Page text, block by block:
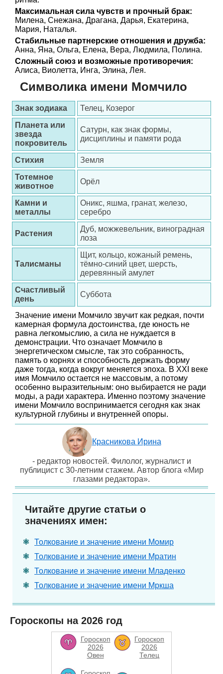
Максимальная сила чувств и прочный брак:
Милена, Снежана, Драгана, Дарья, Екатерина,
Мария, Наталья.
Стабильные партнерские отношения и дружба:
Анна, Яна, Ольга, Елена, Вера, Людмила, Полина.
Сложный союз и возможные противоречия:
Алиса, Виолетта, Инга, Элина, Лея.
Символика имени Момчило
Знак зодиака
Телец, Козерог
Планета или
звезда
покровитель
Сатурн, как знак формы,
дисциплины и памяти рода
Стихия
Земля
Тотемное
животное
Орёл
Камни и
металлы
Оникс, яшма, гранат, железо,
серебро
Растения
Дуб, можжевельник, виноградная
лоза
Талисманы
Щит, кольцо, кожаный ремень,
тёмно-синий цвет, шерсть,
деревянный амулет
Счастливый
день
Суббота
Значение имени Момчило звучит как редкая, почти
камерная формула достоинства, где юность не
равна легкомыслию, а сила не нуждается в
демонстрации. Что означает Момчило в
энергетическом смысле, так это собранность,
память о корнях и способность держать форму
даже тогда, когда вокруг меняется эпоха. В XXI веке
имя Момчило остается не массовым, а потому
особенно выразительным: оно выбирается не ради
моды, а ради характера. Именно поэтому значение
имени Момчило воспринимается сегодня как знак
культурной глубины и внутренней опоры.
Красникова Ирина
- редактор новостей. Филолог, журналист и
публицист с 30-летним стажем. Автор блога «Мир
глазами редактора».
Читайте другие статьи о
значениях имен:
Толкование и значение имени Момир
Толкование и значение имени Мратин
Толкование и значение имени Младенко
Толкование и значение имени Мркша
Гороскопы на 2026 год
Гороскоп
2026
Овен
Гороскоп
2026
Телец